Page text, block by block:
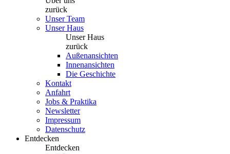
zurück
Unser Team
Unser Haus
Unser Haus
zurück
Außenansichten
Innenansichten
Die Geschichte
Kontakt
Anfahrt
Jobs & Praktika
Newsletter
Impressum
Datenschutz
Entdecken
Entdecken